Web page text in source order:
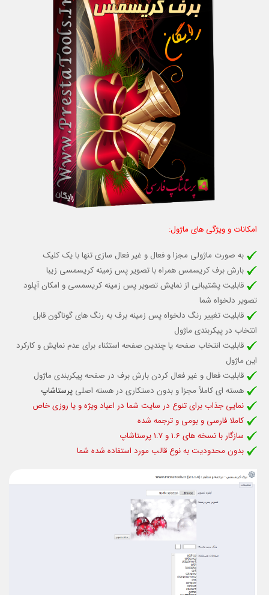
امکانات و ویژگی های ماژول:
به صورت ماژولی مجزا و فعال و غیر فعال سازی تنها با یک کلیک
بارش برف کریسمس همراه با تصویر پس زمینه کریسمسی زیبا
قابلیت پشتیبانی از نمایش تصویر پس زمینه کریسمسی و امکان آپلود
تصویر دلخواه شما
قابلیت تغییر رنگ دلخواه پس زمینه برف به رنگ های گوناگون قابل
انتخاب در پیکربندی ماژول
قابلیت انتخاب صفحه یا چندین صفحه استثناء برای عدم نمایش و کارکرد
این ماژول
قابلیت فعال و غیر فعال کردن بارش برف در صفحه پیکربندی ماژول
هسته ای کاملاً مجزا و بدون دستکاری در هسته اصلی پرستاشاپ
نمایی جذاب برای تنوع در سایت شما در اعیاد ویژه و یا روزی خاص
کاملا فارسی و بومی و ترجمه شده
سازگار با نسخه های 1.6 و 1.7 پرستاشاپ
بدون محدودیت به نوع قالب مورد استفاده شده شما